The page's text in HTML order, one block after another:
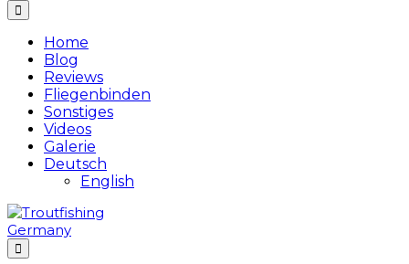
Home
Blog
Reviews
Fliegenbinden
Sonstiges
Videos
Galerie
Deutsch
English